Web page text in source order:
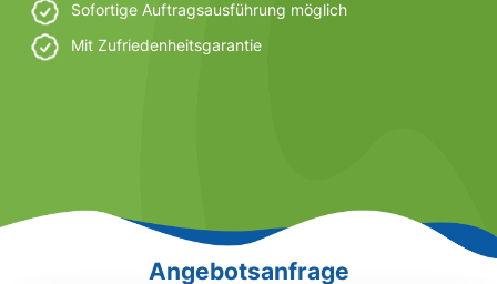
Sofortige Auftragsausführung möglich
Mit Zufriedenheitsgarantie